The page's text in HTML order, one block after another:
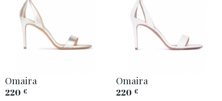
Omaira
220 €
Omaira
220 €